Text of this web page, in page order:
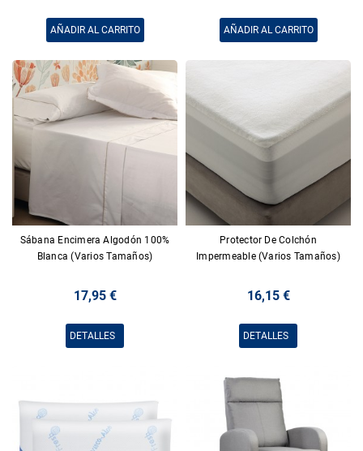
AÑADIR AL CARRITO AÑADIR AL CARRITO
Sábana Encimera Algodón 100%
Blanca (Varios Tamaños)
17,95 €
DETALLES
Protector De Colchón
Impermeable (Varios Tamaños)
16,15 €
DETALLES